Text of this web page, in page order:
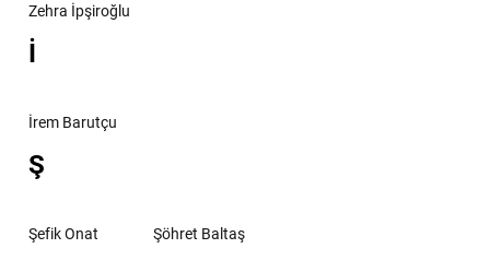
Zehra İpşiroğlu
İ
İrem Barutçu
Ş
Şefik Onat Şöhret Baltaş